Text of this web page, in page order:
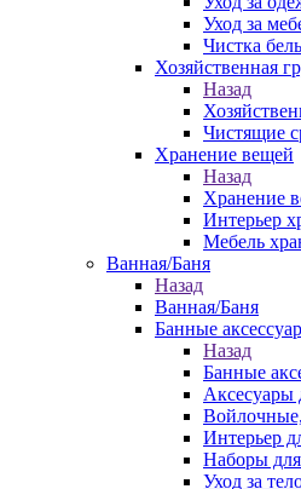
Уход за
Чистка
Хозяйственная
Назад
Чистящие
Хранение вещей
Назад
Хранение
Интерьер
Мебель
Ванная/Баня
Назад
Ванная/Баня
Банные
Назад
Банные
Аксесуары
Интерьер
Наборы
Уход за